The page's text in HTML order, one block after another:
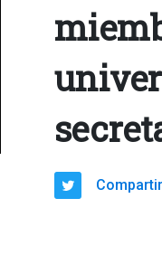
Compartir